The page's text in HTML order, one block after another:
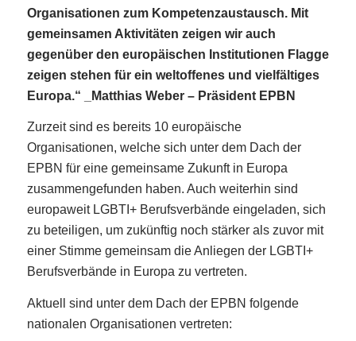
Organisationen zum Kompetenzaustausch. Mit
gemeinsamen Aktivitäten zeigen wir auch
gegenüber den europäischen Institutionen Flagge
zeigen stehen für ein weltoffenes und vielfältiges
Europa.“
_Matthias Weber – Präsident EPBN
Zurzeit sind es bereits 10 europäische
Organisationen, welche sich unter dem Dach der
EPBN für eine gemeinsame Zukunft in Europa
zusammengefunden haben. Auch weiterhin sind
europaweit LGBTI+ Berufsverbände eingeladen, sich
zu beteiligen, um zukünftig noch stärker als zuvor mit
einer Stimme gemeinsam die Anliegen der LGBTI+
Berufsverbände in Europa zu vertreten.
Aktuell sind unter dem Dach der EPBN folgende
nationalen Organisationen vertreten: